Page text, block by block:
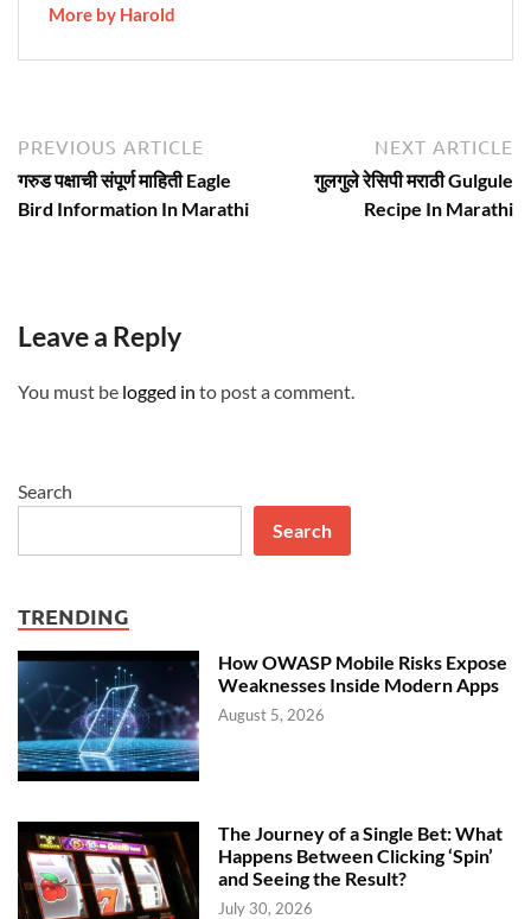
More by Harold
Post
navigation
PREVIOUS ARTICLE
article:
गरुड पक्षाची संपूर्ण माहिती Eagle
Bird Information In Marathi
NEXT ARTICLE
गुलगुले रेसिपी मराठी Gulgule
Recipe In Marathi
Leave a Reply
You must be logged in to post a comment.
Search
Search
TRENDING
How OWASP Mobile Risks Expose
Weaknesses Inside Modern Apps
August 5, 2026
The Journey of a Single Bet: What
Happens Between Clicking ‘Spin’
and Seeing the Result?
July 30, 2026